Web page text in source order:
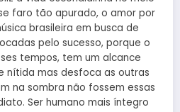
faro tão apurado, o amor por
brasileira em busca de
pelo sucesso, porque o
tempos, tem um alcance
nítida mas desfoca as outras
na sombra não fossem essas
Ser humano mais íntegro